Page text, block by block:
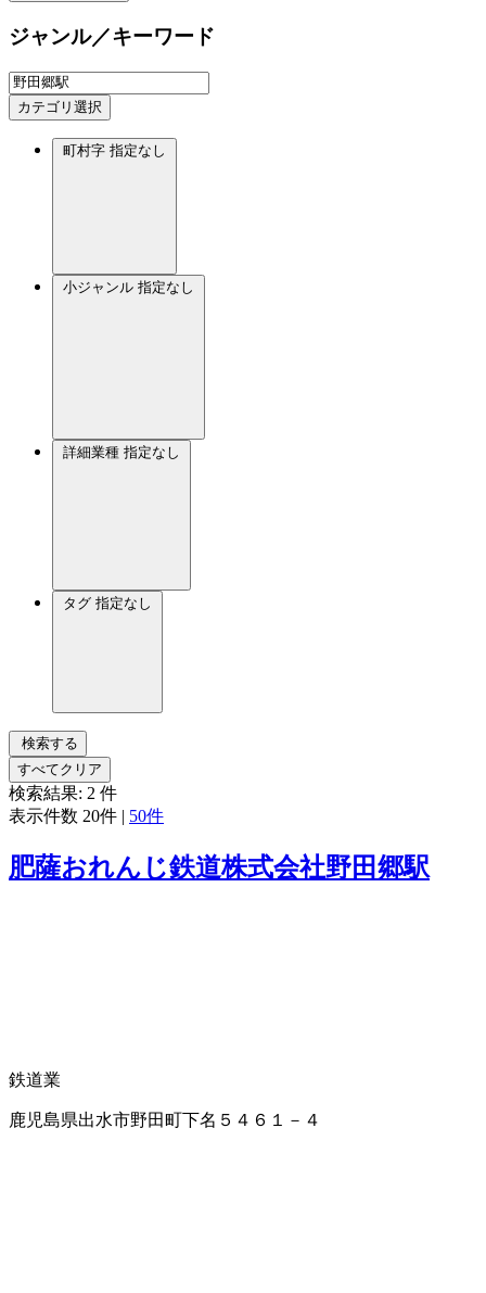
ジャンル／キーワード
カテゴリ選択
町村字 指定なし
小ジャンル 指定なし
詳細業種 指定なし
タグ 指定なし
検索する
すべてクリア
検索結果: 2 件
表示件数 20件 | 50件
肥薩おれんじ鉄道株式会社野田郷駅
鉄道業
鹿児島県出水市野田町下名５４６１－４